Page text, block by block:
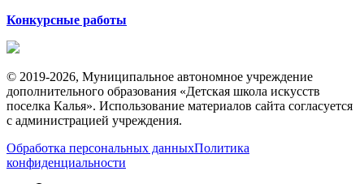
Конкурсные работы
© 2019-2026, Муниципальное автономное учреждение
дополнительного образования «Детская школа искусств
поселка Калья». Использование материалов сайта согласуется
с администрацией учреждения.
Обработка персональных данныхПолитика
конфиденциальности